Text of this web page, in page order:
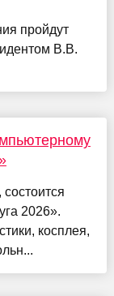
пройдут
В.В.
2026».
косплея,